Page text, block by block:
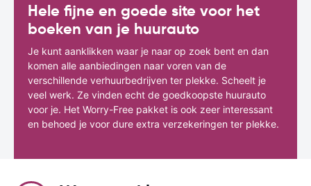
Hele fijne en goede site voor het
boeken van je huurauto
Je kunt aanklikken waar je naar op zoek bent en dan
komen alle aanbiedingen naar voren van de
verschillende verhuurbedrijven ter plekke. Scheelt je
veel werk. Ze vinden echt de goedkoopste huurauto
voor je. Het Worry-Free pakket is ook zeer interessant
en behoed je voor dure extra verzekeringen ter plekke.